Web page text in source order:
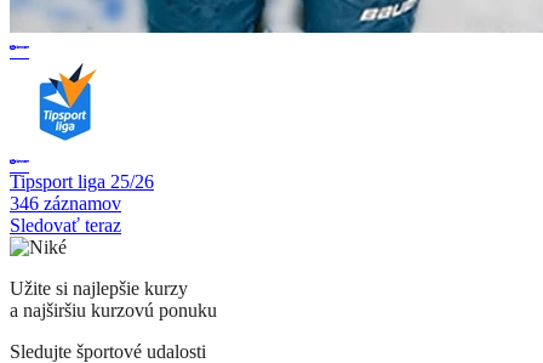
Tipsport liga 25/26
346 záznamov
Sledovať teraz
Užite si najlepšie kurzy
a najširšiu kurzovú ponuku
Sledujte športové udalosti